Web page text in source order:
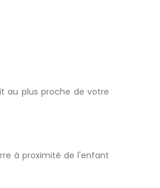
au plus proche de votre
à proximité de l'enfant